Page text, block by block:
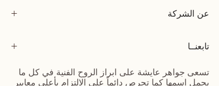
عن الشركة
تابعنــا
تسعى جواهر عايشة على ابراز الروح الفنية في كل ما
يحمل اسمها كما تحرص دائماً على الالتزام بأعلى معايير